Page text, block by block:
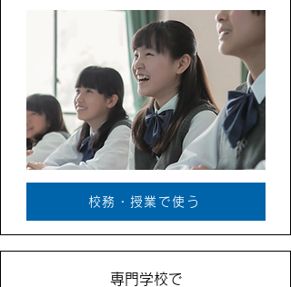
校務・授業で使う
専門学校で